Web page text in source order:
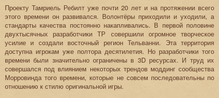
Проекту Тамриель Ребилт уже почти 20 лет и на протяжении всего
этого времени он развивался. Волонтёры приходили и уходили, а
стандарты качества постоянно накапливались. В первой половине
двухтысячных разработчики ТР совершили огромное творческое
усилие и создали восточный регион Тельванни. Эта территория
доступна игрокам уже полтора десятилетия. Но разработчики того
времени были значительно ограничены в 3D ресурсах. И труд их
совершался под влиянием некоторых трендов моддинг сообщества
Морровинда того времени, которые не совсем последовательны по
отношению к стилю оригинальной игры.